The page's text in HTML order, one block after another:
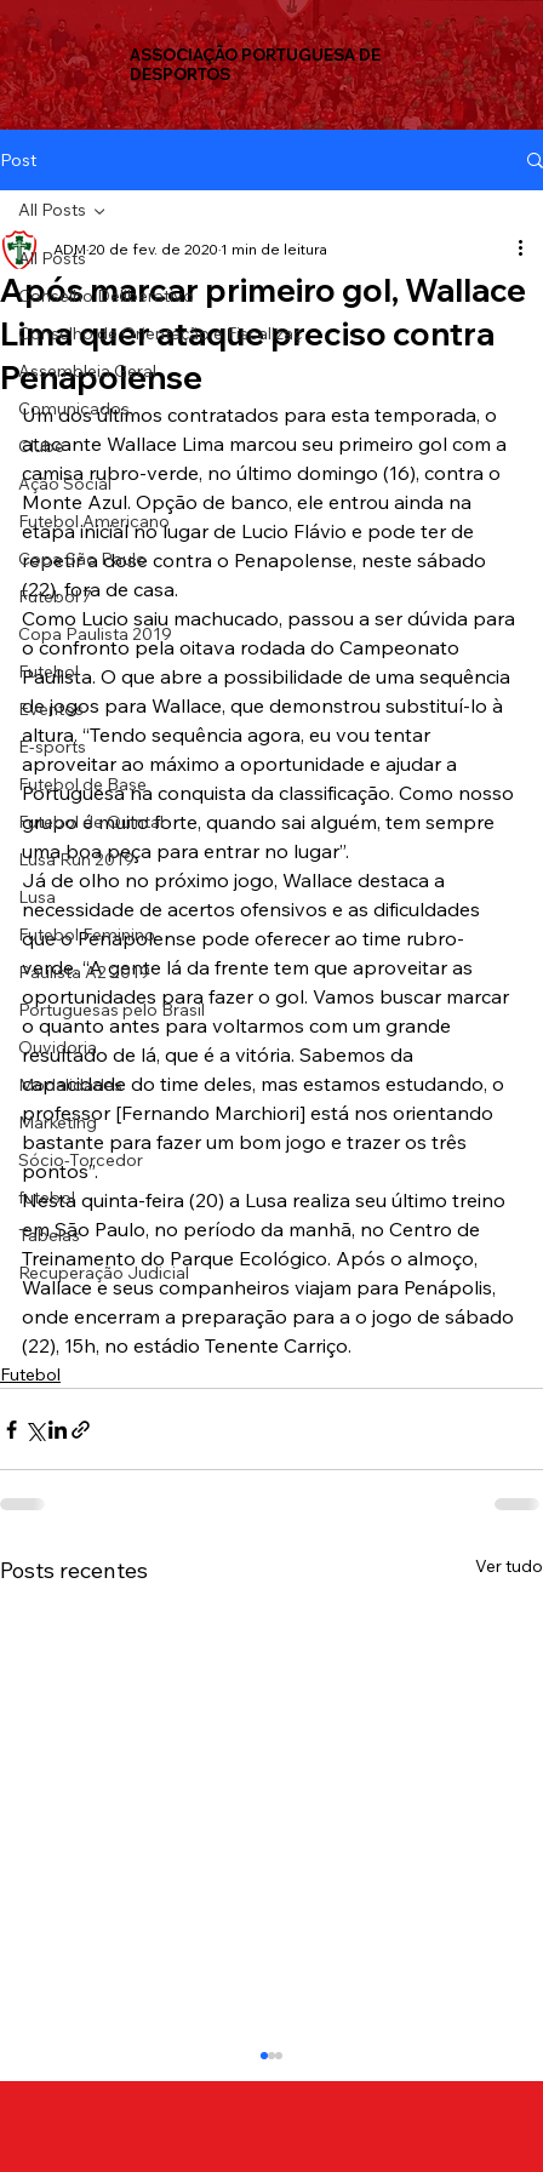
ASSOCIAÇÃO PORTUGUESA DE
DESPORTOS
Post
All Posts
Conselho Deliberativo
Conselho de Orientação e Fiscalizaç
Assembleia Geral
Comunicados
Clube
Ação Social
Futebol Americano
Copa São Paulo
Futebol 7
Copa Paulista 2019
Futebol
Eventos
E-sports
Futebol de Base
Futebol de Quintal
Lusa Run 2019
Lusa
Futebol Feminino
Paulista A2 2019
Portuguesas pelo Brasil
Ouvidoria
Modalidades
Marketing
Sócio-Torcedor
futebol
Tabelas
Recuperação Judicial
All Posts
Após marcar primeiro gol, Wallace
Lima quer ataque preciso contra
Penapolense
ADM 20 de fev. de 2020 1 min de leitura
Um dos últimos contratados para esta temporada, o
atacante Wallace Lima marcou seu primeiro gol com a
camisa rubro-verde, no último domingo (16), contra o
Monte Azul. Opção de banco, ele entrou ainda na
etapa inicial no lugar de Lucio Flávio e pode ter de
repetir a dose contra o Penapolense, neste sábado
(22), fora de casa.
Como Lucio saiu machucado, passou a ser dúvida para
o confronto pela oitava rodada do Campeonato
Paulista. O que abre a possibilidade de uma sequência
de jogos para Wallace, que demonstrou substituí-lo à
altura. “Tendo sequência agora, eu vou tentar
aproveitar ao máximo a oportunidade e ajudar a
Portuguesa na conquista da classificação. Como nosso
grupo é muito forte, quando sai alguém, tem sempre
uma boa peça para entrar no lugar”.
Já de olho no próximo jogo, Wallace destaca a
necessidade de acertos ofensivos e as dificuldades
que o Penapolense pode oferecer ao time rubro-
verde. “A gente lá da frente tem que aproveitar as
oportunidades para fazer o gol. Vamos buscar marcar
o quanto antes para voltarmos com um grande
resultado de lá, que é a vitória. Sabemos da
capacidade do time deles, mas estamos estudando, o
professor [Fernando Marchiori] está nos orientando
bastante para fazer um bom jogo e trazer os três
pontos”.
Nesta quinta-feira (20) a Lusa realiza seu último treino
em São Paulo, no período da manhã, no Centro de
Treinamento do Parque Ecológico. Após o almoço,
Wallace e seus companheiros viajam para Penápolis,
onde encerram a preparação para a o jogo de sábado
(22), 15h, no estádio Tenente Carriço.
Futebol
Posts recentes Ver tudo